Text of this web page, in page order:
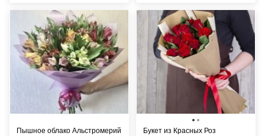
Пышное облако Альстромерий Букет из Красных Роз